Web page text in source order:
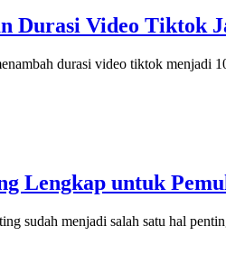
Durasi Video Tiktok
durasi video tiktok menjadi
Lengkap untuk
sudah menjadi salah satu hal